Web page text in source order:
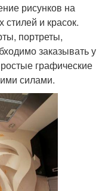
рисунков на
стилей и красок.
портреты,
заказывать у
графические
силами.